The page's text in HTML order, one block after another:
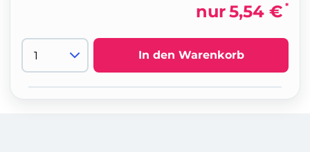
nur5,54 € *
In den Warenkorb